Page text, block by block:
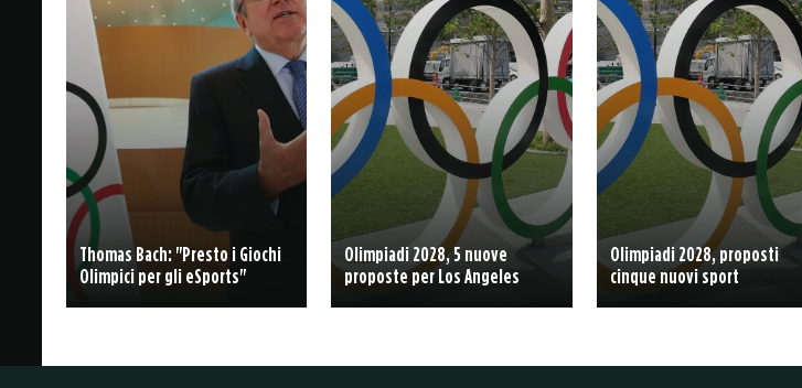
Thomas Bach: "Presto i Giochi
Olimpici per gli eSports"
Olimpiadi 2028, 5 nuove
proposte per Los Angeles
Olimpiadi 2028, proposti
cinque nuovi sport